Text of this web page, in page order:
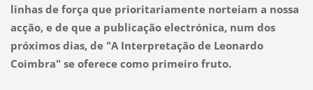
linhas de força que prioritariamente norteiam a nossa
acção, e de que a publicação electrónica, num dos
próximos dias, de "A Interpretação de Leonardo
Coimbra" se oferece como primeiro fruto.